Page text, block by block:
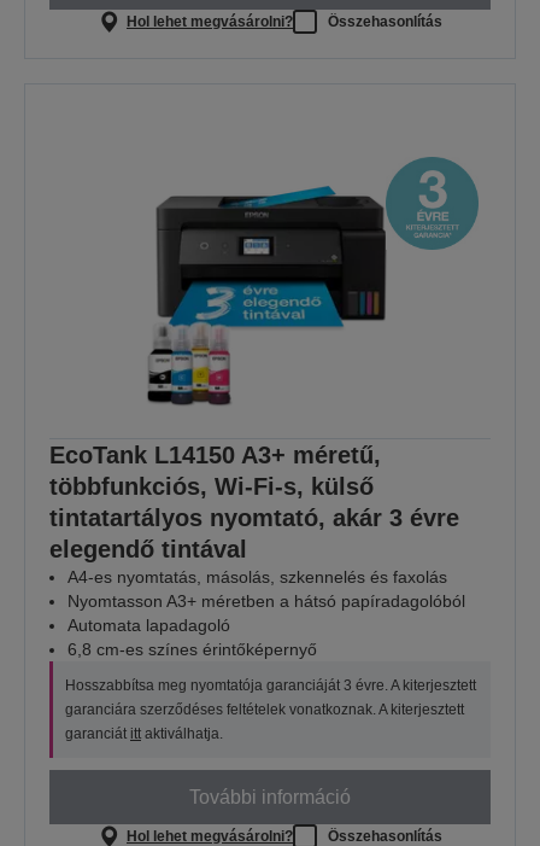
Hol lehet megvásárolni? Összehasonlítás
EcoTank L14150 A3+ méretű,
többfunkciós, Wi-Fi-s, külső
tintatartályos nyomtató, akár 3 évre
elegendő tintával
A4-es nyomtatás, másolás, szkennelés és faxolás
Nyomtasson A3+ méretben a hátsó papíradagolóból
Automata lapadagoló
6,8 cm-es színes érintőképernyő
Hosszabbítsa meg nyomtatója garanciáját 3 évre. A kiterjesztett
garanciára szerződéses feltételek vonatkoznak. A kiterjesztett
garanciát itt aktiválhatja.
További információ
Hol lehet megvásárolni? Összehasonlítás